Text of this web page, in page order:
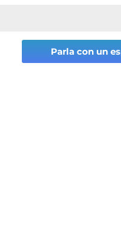
Parla con un